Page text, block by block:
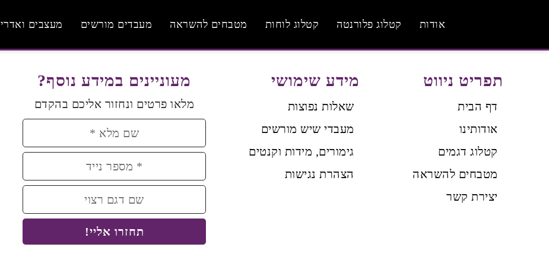
אודות קטלוג פלורנטה קטלוג לוחות מטבחים להשראה מעבדים מורשים מעצבים
תפריט ניווט
דף הבית
אודותינו
קטלוג דגמים
מטבחים להשראה
יצירת קשר
מידע שימושי
שאלות נפוצות
מעבדי שיש מורשים
גימורים, מידות וקנטים
הצהרת נגישות
מעוניינים במידע נוסף?
מלאו פרטים ונחזור אליכם בהקדם
תחזרו אליי!